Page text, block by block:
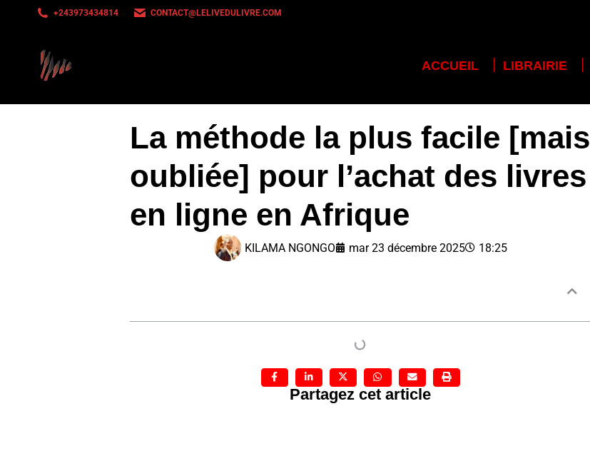
+243973434814 CONTACT@LELIVEDULIVRE.COM
ACCUEIL LIBRAIRIE
La méthode la plus facile [mais
oubliée] pour l’achat des livres
en ligne en Afrique
KILAMA NGONGO mar 23 décembre 2025 18:25
Partagez cet article